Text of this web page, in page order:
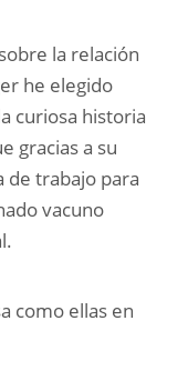
la relación
he elegido
curiosa historia
gracias a su
de trabajo para
vacuno
como ellas en